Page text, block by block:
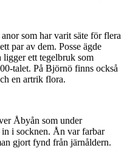
som har varit säte för flera
par av dem. Posse ägde
ligger ett tegelbruk som
talet. På Björnö finns också
en artrik flora.
Åbyån som under
i socknen. Ån var farbar
gjort fynd från järnåldern.